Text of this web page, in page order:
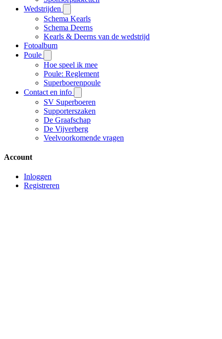
Wedstrijden
Schema Kearls
Schema Deerns
Kearls & Deerns van de wedstrijd
Fotoalbum
Poule
Hoe speel ik mee
Poule: Reglement
Superboerenpoule
Contact en info
SV Superboeren
Supporterszaken
De Graafschap
De Vijverberg
Veelvoorkomende vragen
Account
Inloggen
Registreren